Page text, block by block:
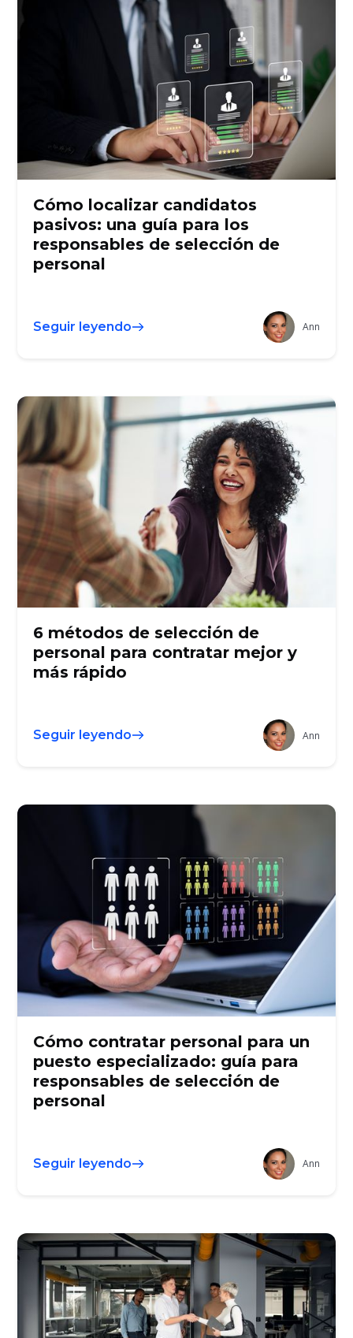
Cómo localizar candidatos
pasivos: una guía para los
responsables de selección de
personal
Seguir leyendo Ann
6 métodos de selección de
personal para contratar mejor y
más rápido
Seguir leyendo Ann
Cómo contratar personal para un
puesto especializado: guía para
responsables de selección de
personal
Seguir leyendo Ann